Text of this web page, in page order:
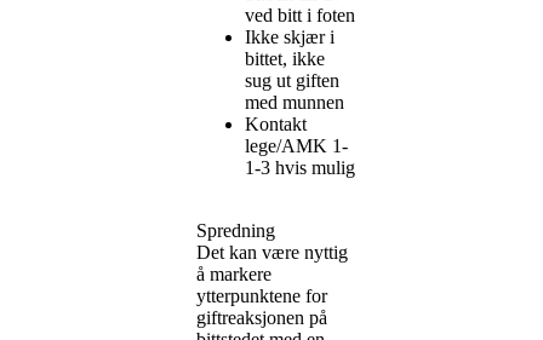
ved bitt i foten
Ikke skjær i
bittet, ikke
sug ut giften
med munnen
Kontakt
lege/AMK 1-
1-3 hvis mulig
Spredning
Det kan være nyttig
å markere
ytterpunktene for
giftreaksjonen på